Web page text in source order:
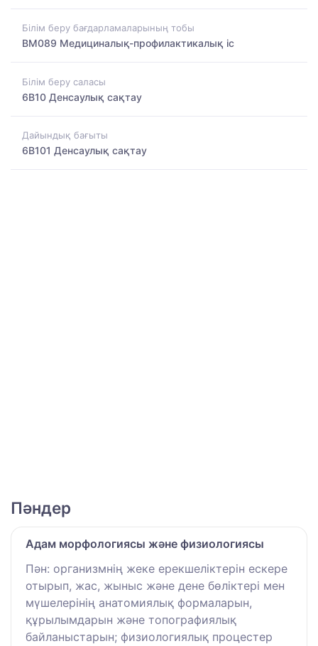
Білім беру бағдарламаларының тобы
BM089 Медициналық-профилактикалық іс
Білім беру саласы
6B10 Денсаулық сақтау
Дайындық бағыты
6B101 Денсаулық сақтау
Пәндер
Адам морфологиясы және физиологиясы
Пән: организмнің жеке ерекшеліктерін ескере
отырып, жас, жыныс және дене бөліктері мен
мүшелерінің анатомиялық формаларын,
құрылымдарын және топографиялық
байланыстарын; физиологиялық процестер